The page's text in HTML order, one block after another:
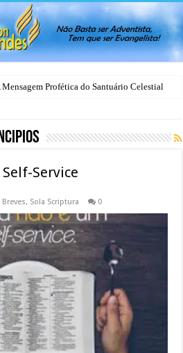
Mensagem Profética do Santuário Celestial
Service
, Sola Scriptura 0